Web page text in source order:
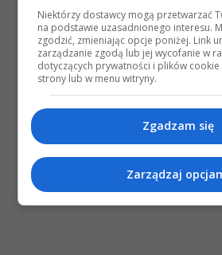
Niektórzy dostawcy mogą przetwarzać
na podstawie uzasadnionego interesu.
zgodzić, zmieniając opcje poniżej. Link
zarządzanie zgodą lub jej wycofanie w
dotyczących prywatności i plików cookie
strony lub w menu witryny.
Zgadzam się
Zarządzaj